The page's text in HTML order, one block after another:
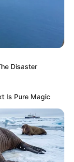
Disaster
Is Pure Magic